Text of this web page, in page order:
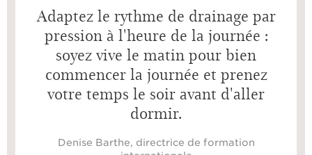
Adaptez le rythme de drainage par
pression à l'heure de la journée :
soyez vive le matin pour bien
commencer la journée et prenez
votre temps le soir avant d'aller
dormir.
Denise Barthe, directrice de formation